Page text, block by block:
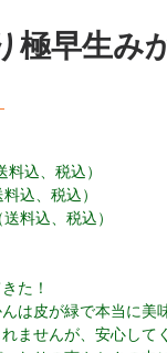
極早生み
込、税込）
込、税込）
料込、税込）
た！
は皮が緑で本当に美
ませんが、安心して